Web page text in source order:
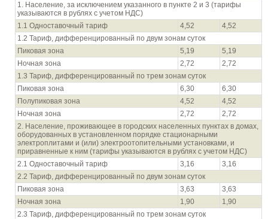
1. Население, за исключением указанного в пункте 2 и 3 (тарифы
указываются в рублях с учетом НДС)
1.1 Одноставочный тариф
4,52
4,52
1.2 Тариф, дифференцированный по двум зонам суток
Пиковая зона
5,19
5,19
Ночная зона
2,72
2,72
1.3 Тариф, дифференцированный по трем зонам суток
Пиковая зона
6,30
6,30
Полупиковая зона
4,52
4,52
Ночная зона
2,72
2,72
2. Население, проживающее в городских населенных пунктах в домах,
оборудованных в установленном порядке стационарными
электроплитами и (или) электроотопительными установками, и
приравненные к ним (тарифы указываются в рублях с учетом НДС)
2.1 Одноставочный тариф
3,16
3,16
2.2 Тариф, дифференцированный по двум зонам суток
Пиковая зона
3,63
3,63
Ночная зона
1,90
1,90
2.3 Тариф, дифференцированный по трем зонам суток